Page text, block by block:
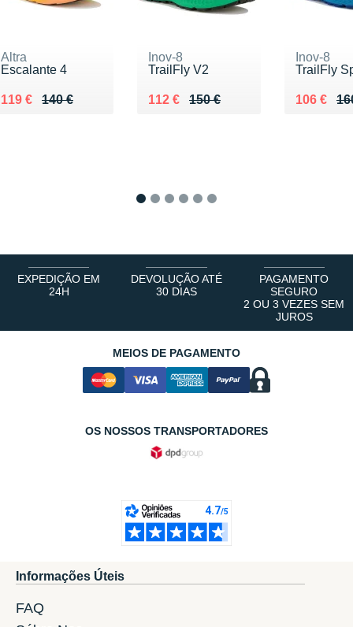
Altra
Escalante 4
140 €
Au lieu de 140 €
119 €
Vendu 119 €
Inov-8
TrailFly V2
150 €
Au lieu de 150 €
112 €
Vendu 112 €
Inov-8
TrailFly
Au lieu
106 €
Vendu
EXPEDIÇÃO EM
24H
DEVOLUÇÃO ATÉ
30 DIAS
PAGAMENTO
SEGURO
2 OU 3 VEZES SEM
JUROS
MEIOS DE PAGAMENTO
OS NOSSOS TRANSPORTADORES
Informações Úteis
FAQ